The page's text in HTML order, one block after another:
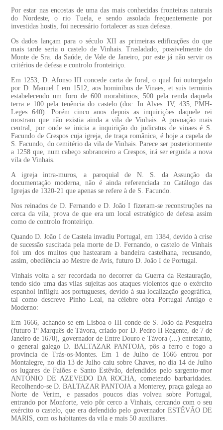
Por estar nas encostas de uma das mais conhecidas fronteiras naturais
do Nordeste, o rio Tuela, e sendo assolada frequentemente por
investidas hostis, foi necessário fortalecer as suas defesas.
Os dados lançam para o século XII as primeiras edificações do que
mais tarde seria o castelo de Vinhais. Trasladado, possivelmente do
Monte de Sra. da Saúde, de Vale de Janeiro, por este já não servir os
critérios de defesa e controlo fronteiriço.
Em 1253, D. Afonso III concede carta de foral, o qual foi outorgado
por D. Manuel I em 1512, aos hominibus de Vinaes, et suis terminis
estabelecendo um foro de 600 morabitinos, 500 pela renda daquela
terra e 100 pela tenência do castelo (doc. In Alves: IV, 435; PMH-
Leges 640). Porém cinco anos depois as inquirições daquele rei
mostram que não existia ainda a vila de Vinhais. A povoação mais
central, por onde se inicia a inquirição do judicatus de vinaes é S.
Facundo de Crespos cuja igreja, de traça românica, é hoje a capela de
S. Facundo, do cemitério da vila de Vinhais. Parece ser posteriormente
a 1258 que, num cabeço sobranceiro a Crespos, irá ser erguida a nova
vila de Vinhais.
A igreja intra-muros, a paroquial de N. S. da Assunção da
documentação moderna, não é ainda referenciada no Catálogo das
Igrejas de 1320-21 que apenas se refere à de S. Facundo.
Nos reinados de D. Fernando e D. João I fizeram-se reconstruções na
cerca da vila, prova de que era um local estratégico de defesa assim
como de controlo fronteiriço.
Quando D. João I de Castela invadiu Portugal, em 1384, devido à crise
de sucessão suscitada pela morte de D. Fernando, o castelo de Vinhais
foi um dos muitos que hastearam a bandeira castelhana, recusando,
assim, obediência ao Mestre de Avis, futuro D. João I de Portugal.
Vinhais volta a ser recordada no decorrer da Guerra da Restauração,
tendo sido uma das vilas sujeitas aos ataques violentos que o exército
espanhol infligiu aos portugueses, devido à sua localização geográfica,
tal como descreve Pinho Leal, na célebre obra Portugal Antigo e
Moderno:
Em 1666, achando-se em Lisboa o III conde de S. João da Pesqueira
(futuro 1º Marquês de Távora, criado por D. Pedro II Regente, de 7 de
Janeiro de 1670), governador de Entre Douro e Távora (...) entretanto,
o general galego D. BALTAZAR PANTOJA, pôs a ferro e fogo a
província de Trás-os-Montes. Em 1 de Julho de 1666 entrou por
Montalegre, no dia 13 de Julho caiu sobre Chaves, no dia 14 de Julho
os lugares de Faiões e Santo Estêvão, defendidos pelo sargento-mor
ANTÓNIO DE AZEVEDO DA ROCHA, cometendo barbaridades.
Recolhendo-se D. BALTAZAR PANTOJA a Monterey, praça galega ao
Norte de Verim, e passados poucos dias volveu sobre Portugal,
entrando por Monforte, veio pôr cerco a Vinhais, cercando com o seu
exército o castelo, que era defendido pelo governador ESTÊVÃO DE
MARIS, com os habitantes da vila e mais 50 auxiliares.